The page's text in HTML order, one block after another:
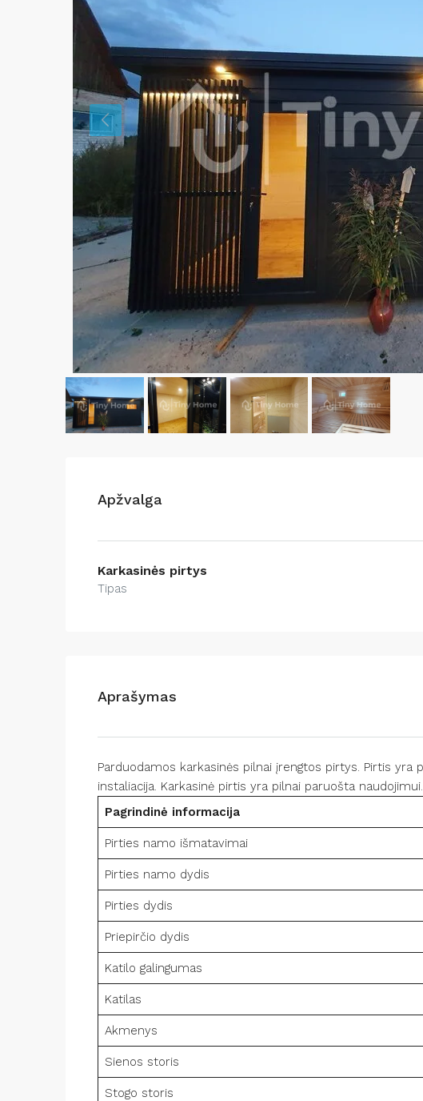
Apžvalga
Karkasinės pirtys
Tipas
Aprašymas
Parduodamos karkasinės pilnai įrengtos pirtys. Pirtis yra
instaliacija. Karkasinė pirtis yra pilnai paruošta naudojimui.
Pagrindinė informacija
Pirties namo išmatavimai
Pirties namo dydis
Pirties dydis
Priepirčio dydis
Katilo galingumas
Katilas
Akmenys
Sienos storis
Stogo storis